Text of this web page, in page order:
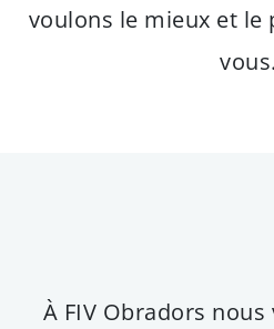
voulons le mieux et
vous.
À FIV Obradors